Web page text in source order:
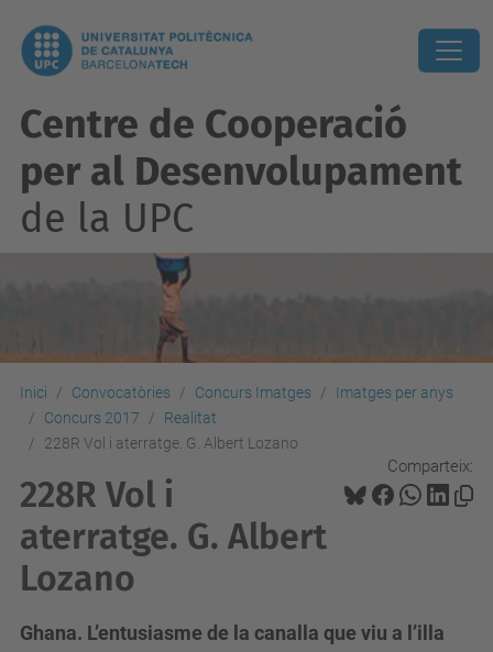
Centre de Cooperació
per al Desenvolupament
de la UPC
Inici Convocatòries Concurs Imatges
Imatges per anys
Concurs 2017
Realitat
228R Vol i aterratge. G. Albert Lozano
Comparteix:
228R Vol i
aterratge. G. Albert
Lozano
Ghana. L’entusiasme de la canalla que viu a l’illa